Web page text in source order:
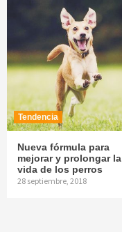
Tendencia
Nueva fórmula para
mejorar y prolongar la
vida de los perros
28 septiembre, 2018